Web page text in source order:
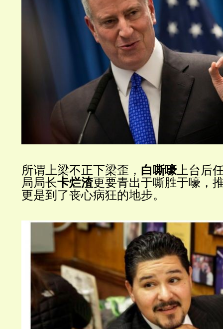
所谓上梁不正下梁歪， 白嘶嚎 上台后
局局长卡烂渣更要青出于嘶胜于嚎，
更是到了丧心病狂的地步。